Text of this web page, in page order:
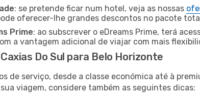
: se pretende ficar num hotel, veja as nossas
oferecer-lhe grandes descontos no pacote
Prime: ao subscrever o eDreams Prime, terá
a vantagem adicional de viajar com mais
Do Sul para Belo Horizonte
de serviço, desde a classe económica até à
viagem, considere também as seguintes dicas: